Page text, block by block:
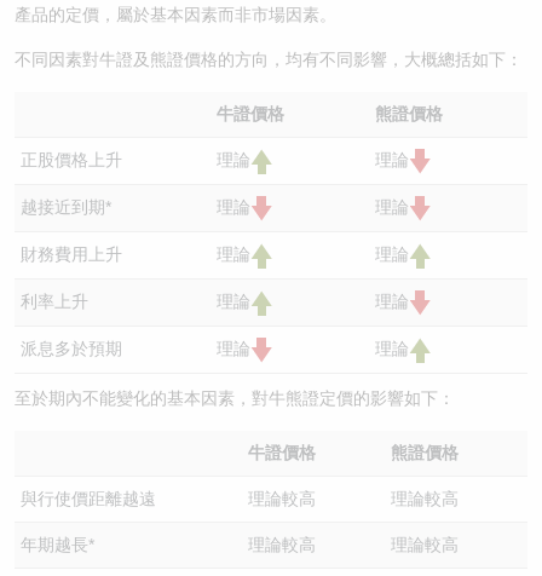
產品的定價，屬於基本因素而非市場因素。
不同因素對牛證及熊證價格的方向，均有不同影響，大概總括如下：
牛證價格 熊證價格
正股價格上升 理論 理論
越接近到期* 理論 理論
財務費用上升 理論 理論
利率上升 理論 理論
派息多於預期 理論 理論
至於期內不能變化的基本因素，對牛熊證定價的影響如下：
牛證價格 熊證價格
與行使價距離越遠 理論較高 理論較高
年期越長* 理論較高 理論較高